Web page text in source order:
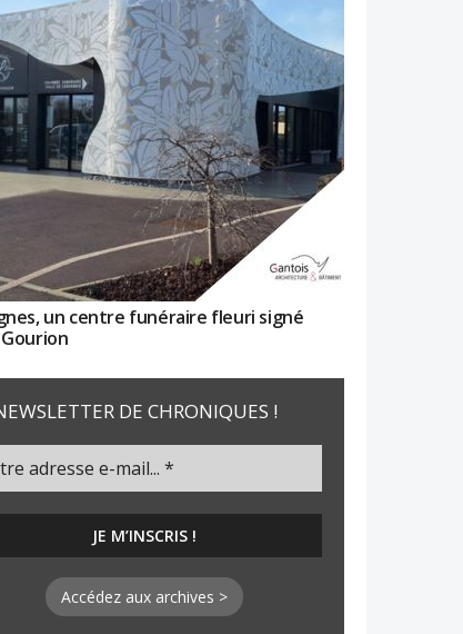
un centre funéraire fleuri signé
DE CHRONIQUES !
Accédez aux archives >